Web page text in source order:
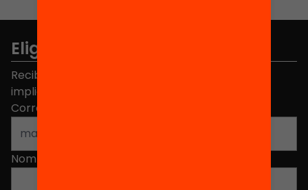
Elige equidad
Recibe contenidos, iniciativas y proyectos para
implicarte.
Correo electrónico
Nombre